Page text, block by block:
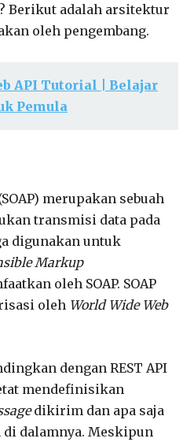
Berikut adalah arsitektur
oleh pengembang.
API Tutorial | Belajar
Pemula
merupakan sebuah
transmisi data pada
digunakan untuk
Markup
oleh SOAP. SOAP
oleh World Wide Web
dengan REST API
mendefinisikan
dikirim dan apa saja
dalamnya. Meskipun